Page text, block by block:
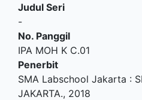
Judul Seri
-
No. Panggil
IPA MOH K C.01
Penerbit
SMA Labschool Jakarta :
JAKARTA., 2018